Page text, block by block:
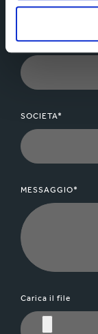
CITTA*
SOCIETA*
MESSAGGIO*
Carica il file